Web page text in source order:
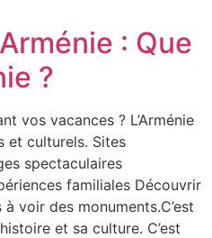
: Que
?
vos vacances ? L’Arménie
et culturels. Sites
spectaculaires
familiales Découvrir
à voir des monuments.C’est
et sa culture. C’est